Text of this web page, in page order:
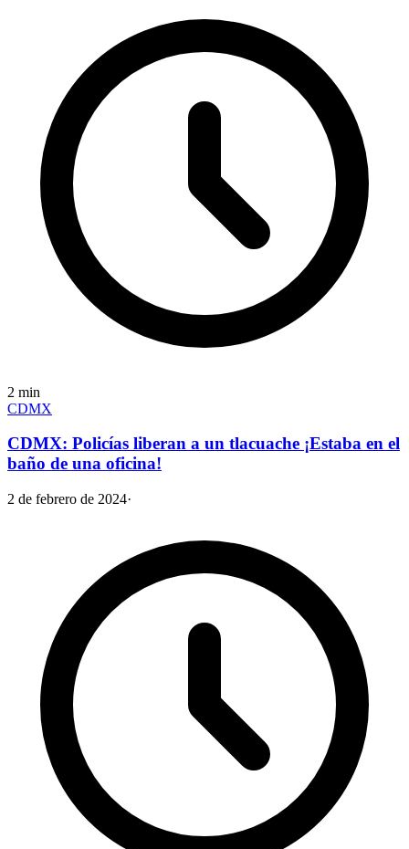
2 min
CDMX
CDMX: Policías liberan a un tlacuache ¡Estaba en el
baño de una oficina!
2 de febrero de 2024·